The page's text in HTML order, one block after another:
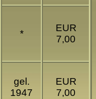
*
EUR
7,00
gel.
1947
EUR
7,00